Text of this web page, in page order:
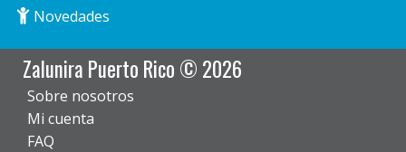
Novedades
Zalunira Puerto Rico © 2026
Sobre nosotros
Mi cuenta
FAQ